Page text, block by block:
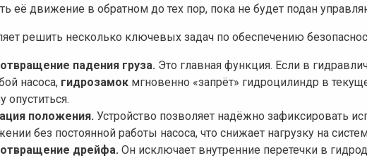
её движение в обратном до тех пор, пока не будет подан
решить несколько ключевых задач по обеспечению
падения груза. Это главная функция. Если в
насоса, гидрозамок мгновенно «запрёт» гидроцилиндр в
опуститься.
положения. Устройство позволяет надёжно зафиксировать
без постоянной работы насоса, что снижает нагрузку на
дрейфа. Он исключает внутренние перетечки в